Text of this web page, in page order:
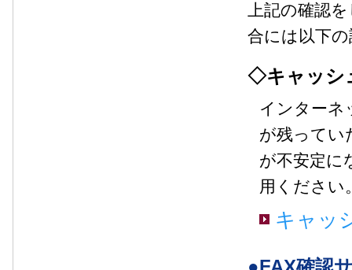
上記の確認
合には以下
◇キャッシ
インターネ
が残ってい
が不安定に
用ください
キャッ